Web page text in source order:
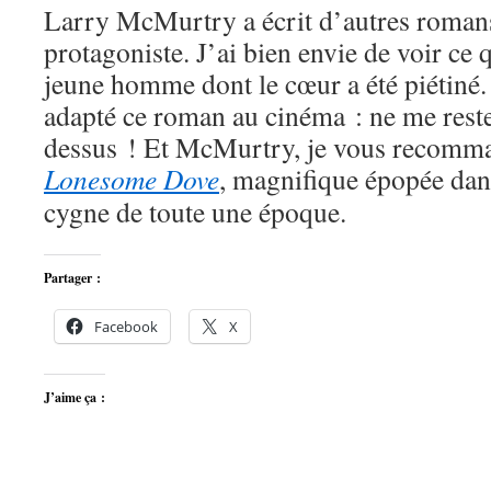
Larry McMurtry a écrit d’autres
protagoniste. J’ai bien envie de voir ce
jeune homme dont le cœur a été
adapté ce roman au cinéma : ne me
dessus ! Et McMurtry, je vous
Lonesome Dove, magnifique épopée
cygne de toute une époque.
Partager :
Facebook X
J’aime ça :